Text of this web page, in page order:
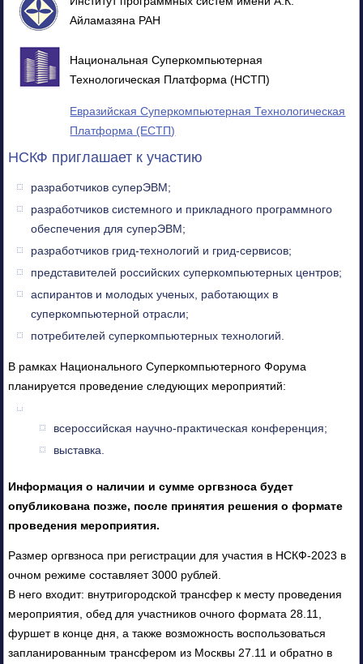
Айламазяна РАН
Национальная Суперкомпьютерная
Технологическая Платформа (НСТП)
Евразийская Суперкомпьютерная Технологическая
Платформа (ЕСТП)
НСКФ приглашает к участию
разработчиков суперЭВМ;
разработчиков системного и прикладного программного
обеспечения для суперЭВМ;
разработчиков грид-технологий и грид-сервисов;
представителей российских суперкомпьютерных центров;
аспирантов и молодых ученых, работающих в
суперкомпьютерной отрасли;
потребителей суперкомпьютерных технологий.
В рамках Национального Суперкомпьютерного Форума
планируется проведение следующих мероприятий:
всероссийская научно-практическая конференция;
выставка.
Информация о наличии и сумме оргвзноса будет
опубликована позже, после принятия решения о формате
проведения мероприятия.
Размер оргвзноса при регистрации для участия в НСКФ-2023 в
очном режиме составляет 3000 рублей.
В него входит: внутригородской трансфер к месту проведения
мероприятия, обед для участников очного формата 28.11,
фуршет в конце дня, а также возможность воспользоваться
запланированным трансфером из Москвы 27.11 и обратно в